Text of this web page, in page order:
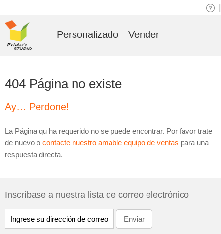
404 Página no existe
Ay… Perdone!
La Página qu ha requerido no se puede encontrar. Por favor trate
de nuevo o contacte nuestro amable equipo de ventas para una
respuesta directa.
Inscríbase a nuestra lista de correo electrónico
Personalizado Vender